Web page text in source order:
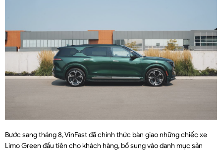
Bước sang tháng 8, VinFast đã chính thức bàn giao những chiếc xe
Limo Green đầu tiên cho khách hàng, bổ sung vào danh mục sản